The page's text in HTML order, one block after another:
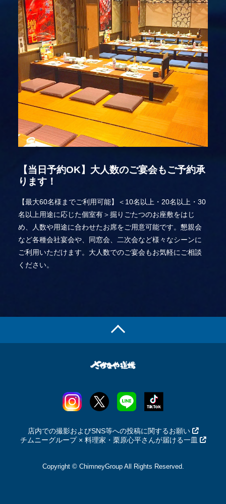
【当日予約OK】大人数のご宴会もご予約承
ります！
【最大60名様までご利用可能】＜10名以上・20名以上・30
名以上用途に応じた個室有＞掘りごたつのお座敷をはじ
め、人数や用途に合わせたお席をご用意可能です。懇親会
など各種会社宴会や、同窓会、二次会など様々なシーンに
ご利用いただけます。大人数でのご宴会もお気軽にご相談
ください。
店内での撮影およびSNS等への投稿に関するお願い
チムニーグループ × 料理家・栗原心平さんが届ける一皿
Copyright © ChimneyGroup All Rights Reserved.